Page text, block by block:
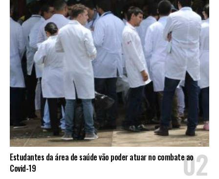
Estudantes da área de saúde vão poder atuar no combate ao
Covid-19